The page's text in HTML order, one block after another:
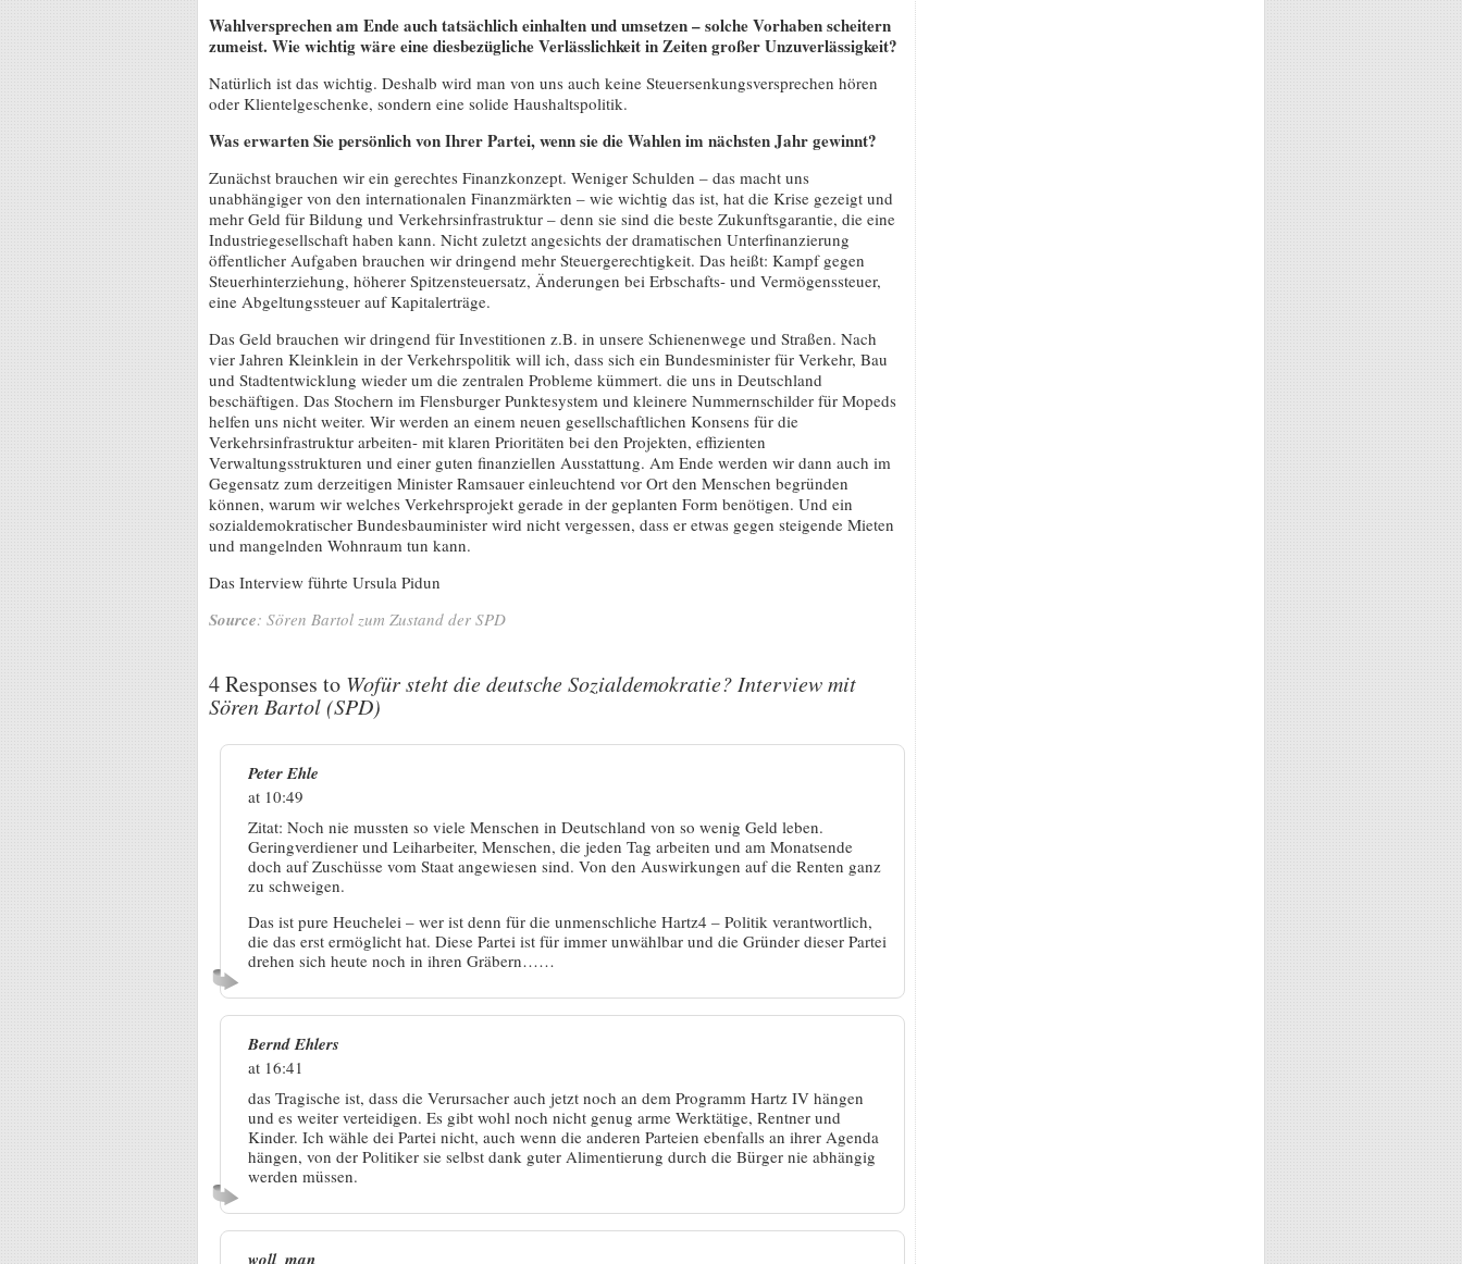
Wahlversprechen am Ende auch tatsächlich einhalten und umsetzen – solche Vorhaben scheitern
zumeist. Wie wichtig wäre eine diesbezügliche Verlässlichkeit in Zeiten großer Unzuverlässigkeit?
Natürlich ist das wichtig. Deshalb wird man von uns auch keine Steuersenkungsversprechen hören
oder Klientelgeschenke, sondern eine solide Haushaltspolitik.
Was erwarten Sie persönlich von Ihrer Partei, wenn sie die Wahlen im nächsten Jahr gewinnt?
Zunächst brauchen wir ein gerechtes Finanzkonzept. Weniger Schulden – das macht uns
unabhängiger von den internationalen Finanzmärkten – wie wichtig das ist, hat die Krise gezeigt und
mehr Geld für Bildung und Verkehrsinfrastruktur – denn sie sind die beste Zukunftsgarantie, die eine
Industriegesellschaft haben kann. Nicht zuletzt angesichts der dramatischen Unterfinanzierung
öffentlicher Aufgaben brauchen wir dringend mehr Steuergerechtigkeit. Das heißt: Kampf gegen
Steuerhinterziehung, höherer Spitzensteuersatz, Änderungen bei Erbschafts- und Vermögenssteuer,
eine Abgeltungssteuer auf Kapitalerträge.
Das Geld brauchen wir dringend für Investitionen z.B. in unsere Schienenwege und Straßen. Nach
vier Jahren Kleinklein in der Verkehrspolitik will ich, dass sich ein Bundesminister für Verkehr, Bau
und Stadtentwicklung wieder um die zentralen Probleme kümmert. die uns in Deutschland
beschäftigen. Das Stochern im Flensburger Punktesystem und kleinere Nummernschilder für Mopeds
helfen uns nicht weiter. Wir werden an einem neuen gesellschaftlichen Konsens für die
Verkehrsinfrastruktur arbeiten- mit klaren Prioritäten bei den Projekten, effizienten
Verwaltungsstrukturen und einer guten finanziellen Ausstattung. Am Ende werden wir dann auch im
Gegensatz zum derzeitigen Minister Ramsauer einleuchtend vor Ort den Menschen begründen
können, warum wir welches Verkehrsprojekt gerade in der geplanten Form benötigen. Und ein
sozialdemokratischer Bundesbauminister wird nicht vergessen, dass er etwas gegen steigende Mieten
und mangelnden Wohnraum tun kann.
Das Interview führte Ursula Pidun
Source: Sören Bartol zum Zustand der SPD
4 Responses to Wofür steht die deutsche Sozialdemokratie? Interview mit
Sören Bartol (SPD)
Peter Ehle
at 10:49
Zitat: Noch nie mussten so viele Menschen in Deutschland von so wenig Geld leben.
Geringverdiener und Leiharbeiter, Menschen, die jeden Tag arbeiten und am Monatsende
doch auf Zuschüsse vom Staat angewiesen sind. Von den Auswirkungen auf die Renten ganz
zu schweigen.
Das ist pure Heuchelei – wer ist denn für die unmenschliche Hartz4 – Politik verantwortlich,
die das erst ermöglicht hat. Diese Partei ist für immer unwählbar und die Gründer dieser Partei
drehen sich heute noch in ihren Gräbern……
Bernd Ehlers
at 16:41
das Tragische ist, dass die Verursacher auch jetzt noch an dem Programm Hartz IV hängen
und es weiter verteidigen. Es gibt wohl noch nicht genug arme Werktätige, Rentner und
Kinder. Ich wähle dei Partei nicht, auch wenn die anderen Parteien ebenfalls an ihrer Agenda
hängen, von der Politiker sie selbst dank guter Alimentierung durch die Bürger nie abhängig
werden müssen.
woll_man